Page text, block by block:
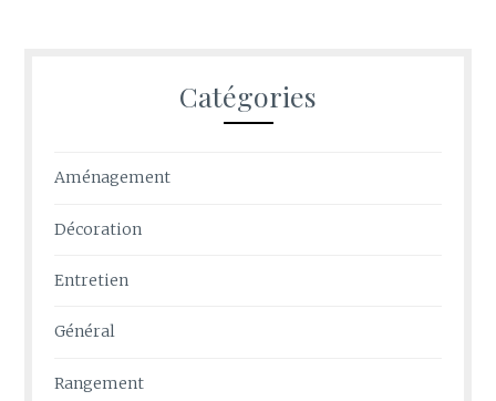
Catégories
Aménagement
Décoration
Entretien
Général
Rangement